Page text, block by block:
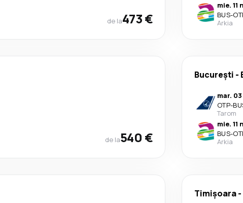
de la473 €
mie. 11
BUS-
Arkia
de la540 €
București -
mar.
OTP-
Tarom
mie. 11
BUS-
Arkia
Timișoara-